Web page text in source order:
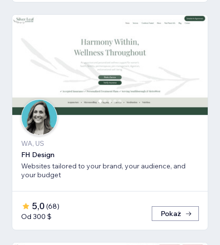
WA, US
FH Design
Websites tailored to your brand, your audience, and
your budget
5,0 (68)
Od 300 $
Pokaż